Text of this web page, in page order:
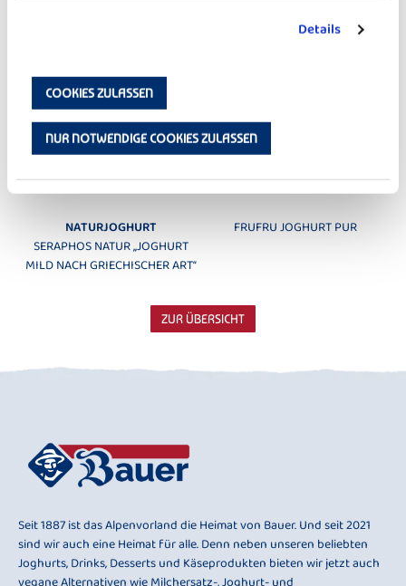
Details
COOKIES ZULASSEN
NUR NOTWENDIGE COOKIES ZULASSEN
NATURJOGHURT
SERAPHOS NATUR ,,JOGHURT
MILD NACH GRIECHISCHER ART“
FRUFRU JOGHURT PUR
ZUR ÜBERSICHT
Seit 1887 ist das Alpenvorland die Heimat von Bauer. Und seit 2021
sind wir auch eine Heimat für alle. Denn neben unseren beliebten
Joghurts, Drinks, Desserts und Käseprodukten bieten wir jetzt auch